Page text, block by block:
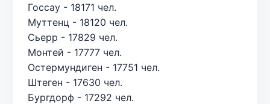
Госсау - 18171 чел.
Муттенц - 18120 чел.
Сьерр - 17829 чел.
Монтей - 17777 чел.
Остермундиген - 17751 чел.
Штеген - 17630 чел.
Бургдорф - 17292 чел.